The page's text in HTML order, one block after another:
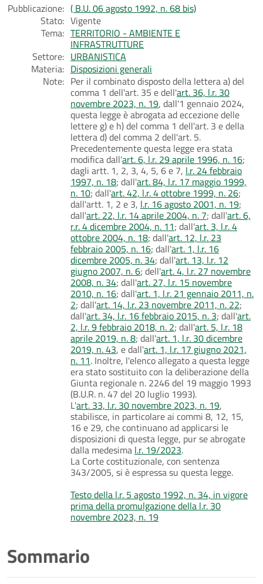
Pubblicazione: ( B.U. 06 agosto 1992, n. 68 bis)
Stato: Vigente
Tema: TERRITORIO - AMBIENTE E
INFRASTRUTTURE
Settore: URBANISTICA
Materia: Disposizioni generali
Note: Per il combinato disposto della lettera a) del
comma 1 dell'art. 35 e dell'art. 36, l.r. 30
novembre 2023, n. 19, dall'1 gennaio 2024,
questa legge è abrogata ad eccezione delle
lettere g) e h) del comma 1 dell'art. 3 e della
lettera d) del comma 2 dell'art. 5.
Precedentemente questa legge era stata
modifica dall'art. 6, l.r. 29 aprile 1996, n. 16;
dagli artt. 1, 2, 3, 4, 5, 6 e 7, l.r. 24 febbraio
1997, n. 18; dall'art. 84, l.r. 17 maggio 1999,
n. 10; dall'art. 42, l.r. 4 ottobre 1999, n. 26;
dall'artt. 1, 2 e 3, l.r. 16 agosto 2001, n. 19;
dall'art. 22, l.r. 14 aprile 2004, n. 7; dall'art. 6,
r.r. 4 dicembre 2004, n. 11; dall'art. 3, l.r. 4
ottobre 2004, n. 18; dall'art. 12, l.r. 23
febbraio 2005, n. 16; dall'art. 1, l.r. 16
dicembre 2005, n. 34; dall'art. 13, l.r. 12
giugno 2007, n. 6; dell'art. 4, l.r. 27 novembre
2008, n. 34; dall'art. 27, l.r. 15 novembre
2010, n. 16; dall'art. 1, l.r. 21 gennaio 2011, n.
2; dall'art. 14, l.r. 23 novembre 2011, n. 22;
dall'art. 34, l.r. 16 febbraio 2015, n. 3; dall'art.
2, l.r. 9 febbraio 2018, n. 2; dall'art. 5, l.r. 18
aprile 2019, n. 8; dall'art. 1, l.r. 30 dicembre
2019, n. 43, e dall'art. 1, l.r. 17 giugno 2021,
n. 11. Inoltre, l'elenco allegato a questa legge
era stato sostituito con la deliberazione della
Giunta regionale n. 2246 del 19 maggio 1993
(B.U.R. n. 47 del 20 luglio 1993).
L'art. 33, l.r. 30 novembre 2023, n. 19,
stabilisce, in particolare ai commi 8, 12, 15,
16 e 29, che continuano ad applicarsi le
disposizioni di questa legge, pur se abrogate
dalla medesima l.r. 19/2023.
La Corte costituzionale, con sentenza
343/2005, si è espressa su questa legge.
Testo della l.r. 5 agosto 1992, n. 34, in vigore
prima della promulgazione della l.r. 30
novembre 2023, n. 19
Sommario